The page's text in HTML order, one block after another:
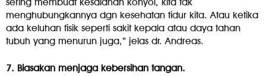
sering membuat kesalahan konyol, kita tak
menghubungkannya dgn kesehatan tidur kita. Atau ketika
ada keluhan fisik seperti sakit kepala atau daya tahan
tubuh yang menurun juga,” jelas dr. Andreas.
7. Biasakan menjaga kebersihan tangan.